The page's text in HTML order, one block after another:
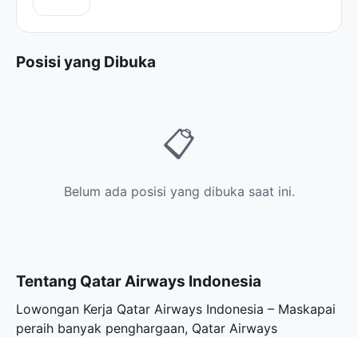
Posisi yang Dibuka
📋
Belum ada posisi yang dibuka saat ini.
Tentang Qatar Airways Indonesia
Lowongan Kerja Qatar Airways Indonesia – Maskapai
peraih banyak penghargaan, Qatar Airways